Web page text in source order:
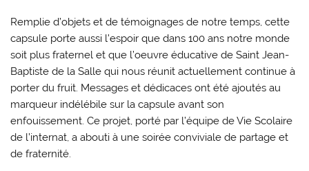
Remplie d’objets et de témoignages de notre temps, cette
capsule porte aussi l’espoir que dans 100 ans notre monde
soit plus fraternel et que l’oeuvre éducative de Saint Jean-
Baptiste de la Salle qui nous réunit actuellement continue à
porter du fruit. Messages et dédicaces ont été ajoutés au
marqueur indélébile sur la capsule avant son
enfouissement. Ce projet, porté par l’équipe de Vie Scolaire
de l’internat, a abouti à une soirée conviviale de partage et
de fraternité.